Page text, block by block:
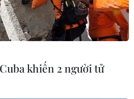
Boeing 787 và Airbus A350.
khiến 2 người tử